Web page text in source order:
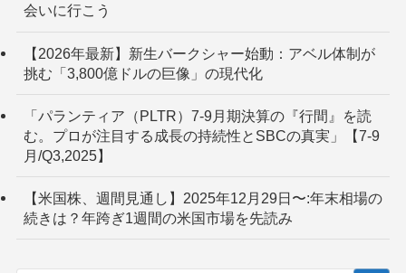
会いに行こう
【2026年最新】新生バークシャー始動：アベル体制が
挑む「3,800億ドルの巨像」の現代化
「パランティア（PLTR）7-9月期決算の『行間』を読
む。プロが注目する成長の持続性とSBCの真実」【7-9
月/Q3,2025】
【米国株、週間見通し】2025年12月29日〜:年末相場の
続きは？年跨ぎ1週間の米国市場を先読み